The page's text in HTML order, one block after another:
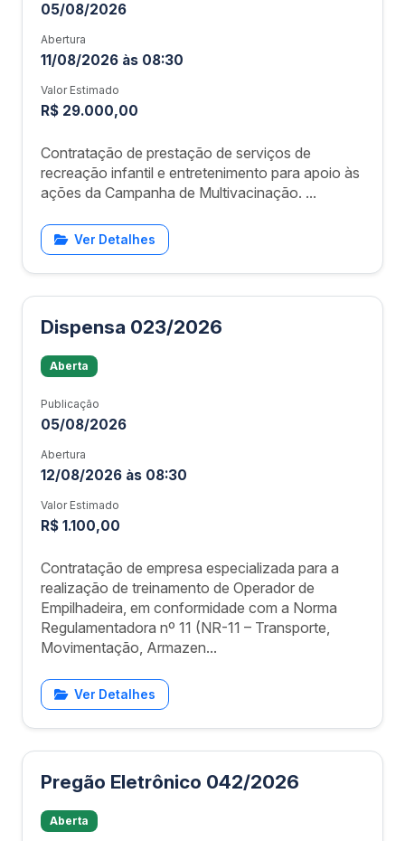
05/08/2026
Abertura
11/08/2026 às 08:30
Valor Estimado
R$ 29.000,00
Contratação de prestação de serviços de
recreação infantil e entretenimento para apoio às
ações da Campanha de Multivacinação. ...
Ver Detalhes
Dispensa 023/2026
Aberta
Publicação
05/08/2026
Abertura
12/08/2026 às 08:30
Valor Estimado
R$ 1.100,00
Contratação de empresa especializada para a
realização de treinamento de Operador de
Empilhadeira, em conformidade com a Norma
Regulamentadora nº 11 (NR-11 – Transporte,
Movimentação, Armazen...
Ver Detalhes
Pregão Eletrônico 042/2026
Aberta